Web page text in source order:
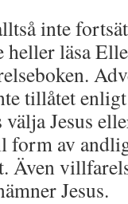
inte
heller läsa
tillåtet
Jesus
form av
Även
Jesus.